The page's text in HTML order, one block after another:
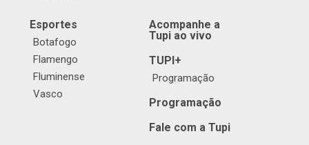
Esportes
Botafogo
Flamengo
Fluminense
Vasco
Acompanhe a
Tupi ao vivo
TUPI+
Programação
Programação
Fale com a Tupi